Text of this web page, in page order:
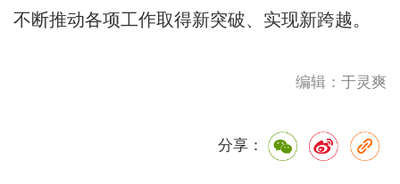
不断推动各项工作取得新突破、实现新跨越。
编辑：于灵爽
分享：